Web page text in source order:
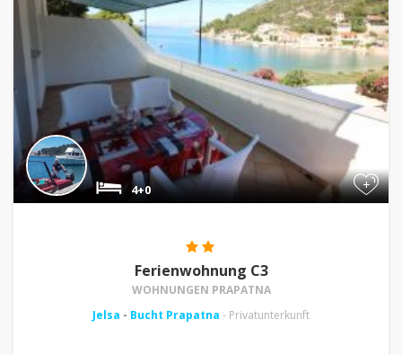
+
4+0
Ferienwohnung C3
WOHNUNGEN PRAPATNA
Jelsa - Bucht Prapatna - Privatunterkunft